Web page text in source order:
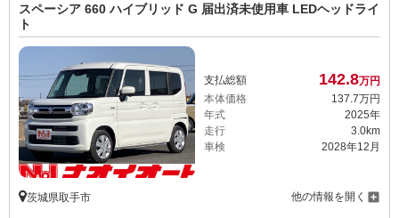
スペーシア 660 ハイブリッド G 届出済未使用車 LEDヘッドライ
ト
支払総額 142.8万円
本体価格
137. 7万円
年式
2025年
走行
3.0km
車検
2028年12月
茨城県取手市 他の情報を開く